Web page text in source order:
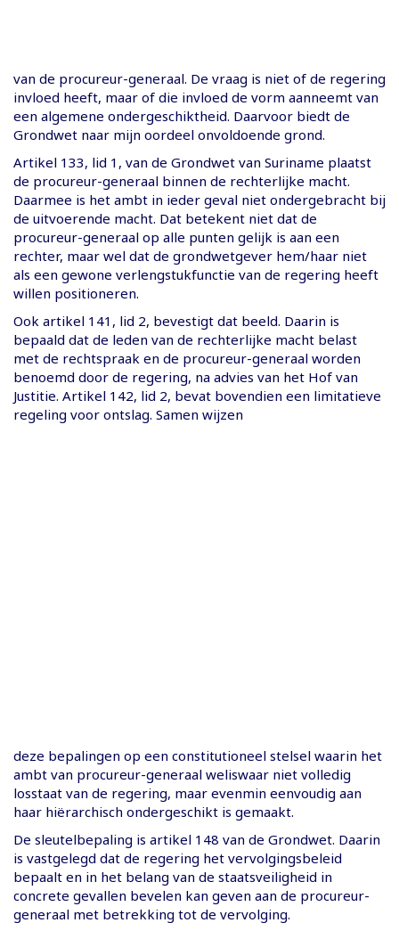
van de procureur-generaal. De vraag is niet of de regering
invloed heeft, maar of die invloed de vorm aanneemt van
een algemene ondergeschiktheid. Daarvoor biedt de
Grondwet naar mijn oordeel onvoldoende grond.
Artikel 133, lid 1, van de Grondwet van Suriname plaatst
de procureur-generaal binnen de rechterlijke macht.
Daarmee is het ambt in ieder geval niet ondergebracht bij
de uitvoerende macht. Dat betekent niet dat de
procureur-generaal op alle punten gelijk is aan een
rechter, maar wel dat de grondwetgever hem/haar niet
als een gewone verlengstukfunctie van de regering heeft
willen positioneren.
Ook artikel 141, lid 2, bevestigt dat beeld. Daarin is
bepaald dat de leden van de rechterlijke macht belast
met de rechtspraak en de procureur-generaal worden
benoemd door de regering, na advies van het Hof van
Justitie. Artikel 142, lid 2, bevat bovendien een limitatieve
regeling voor ontslag. Samen wijzen
deze bepalingen op een constitutioneel stelsel waarin het
ambt van procureur-generaal weliswaar niet volledig
losstaat van de regering, maar evenmin eenvoudig aan
haar hiërarchisch ondergeschikt is gemaakt.
De sleutelbepaling is artikel 148 van de Grondwet. Daarin
is vastgelegd dat de regering het vervolgingsbeleid
bepaalt en in het belang van de staatsveiligheid in
concrete gevallen bevelen kan geven aan de procureur-
generaal met betrekking tot de vervolging.